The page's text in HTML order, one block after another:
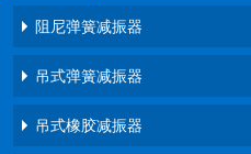
阻尼弹簧减振器
吊式弹簧减振器
吊式橡胶减振器